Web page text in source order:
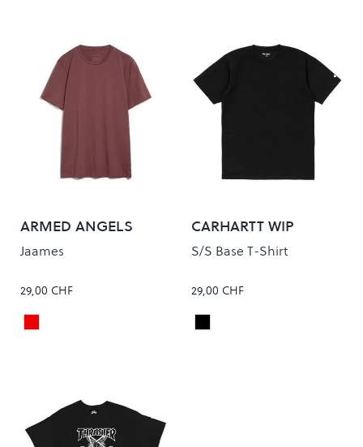
ARMED ANGELS
Jaames
29,00 CHF
Colour
Sable Red
CARHARTT WIP
S/S Base T-Shirt
29,00 CHF
Colour
Black/White